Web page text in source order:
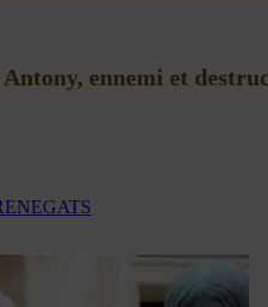
ennemi et